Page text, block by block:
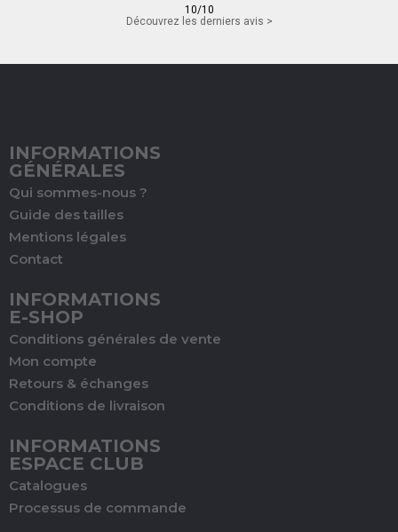
10/10
Découvrez les derniers avis >
INFORMATIONS
GÉNÉRALES
Qui sommes-nous ?
Guide des tailles
Mentions légales
Contact
INFORMATIONS
E-SHOP
Conditions générales de vente
Mon compte
Retours & échanges
Conditions de livraison
INFORMATIONS
ESPACE CLUB
Catalogues
Processus de commande